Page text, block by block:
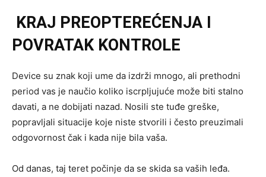
KRAJ PREOPTEREĆENJA I
POVRATAK KONTROLE
Device su znak koji ume da izdrži mnogo, ali prethodni
period vas je naučio koliko iscrpljujuće može biti stalno
davati, a ne dobijati nazad. Nosili ste tuđe greške,
popravljali situacije koje niste stvorili i često preuzimali
odgovornost čak i kada nije bila vaša.
Od danas, taj teret počinje da se skida sa vaših leđa.